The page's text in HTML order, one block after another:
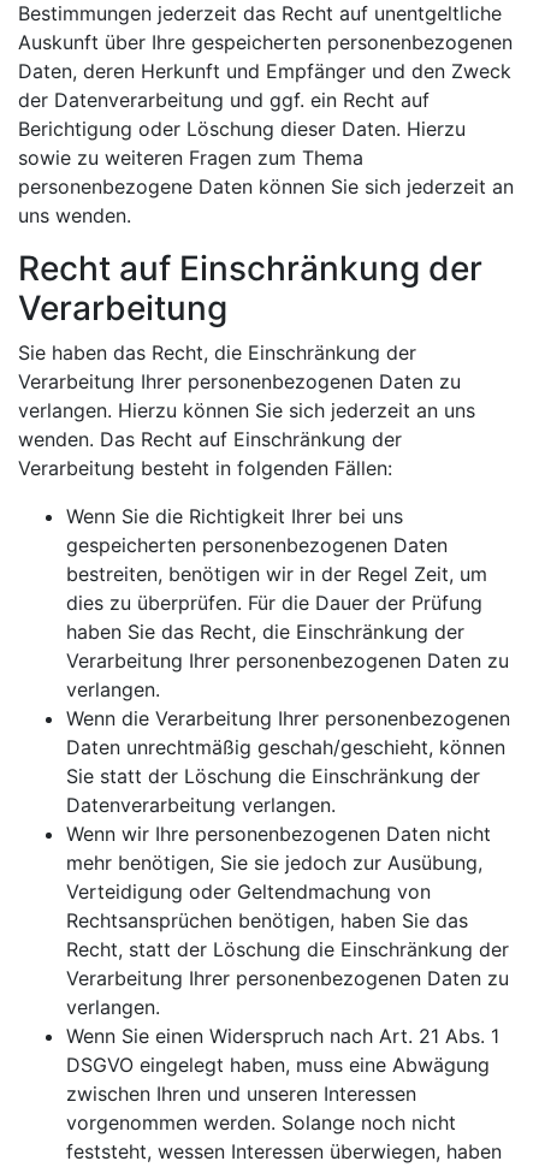
Bestimmungen jederzeit das Recht auf unentgeltliche
Auskunft über Ihre gespeicherten personenbezogenen
Daten, deren Herkunft und Empfänger und den Zweck
der Datenverarbeitung und ggf. ein Recht auf
Berichtigung oder Löschung dieser Daten. Hierzu
sowie zu weiteren Fragen zum Thema
personenbezogene Daten können Sie sich jederzeit an
uns wenden.
Recht auf Einschränkung der
Verarbeitung
Sie haben das Recht, die Einschränkung der
Verarbeitung Ihrer personenbezogenen Daten zu
verlangen. Hierzu können Sie sich jederzeit an uns
wenden. Das Recht auf Einschränkung der
Verarbeitung besteht in folgenden Fällen:
Wenn Sie die Richtigkeit Ihrer bei uns
gespeicherten personenbezogenen Daten
bestreiten, benötigen wir in der Regel Zeit, um
dies zu überprüfen. Für die Dauer der Prüfung
haben Sie das Recht, die Einschränkung der
Verarbeitung Ihrer personenbezogenen Daten zu
verlangen.
Wenn die Verarbeitung Ihrer personenbezogenen
Daten unrechtmäßig geschah/geschieht, können
Sie statt der Löschung die Einschränkung der
Datenverarbeitung verlangen.
Wenn wir Ihre personenbezogenen Daten nicht
mehr benötigen, Sie sie jedoch zur Ausübung,
Verteidigung oder Geltendmachung von
Rechtsansprüchen benötigen, haben Sie das
Recht, statt der Löschung die Einschränkung der
Verarbeitung Ihrer personenbezogenen Daten zu
verlangen.
Wenn Sie einen Widerspruch nach Art. 21 Abs. 1
DSGVO eingelegt haben, muss eine Abwägung
zwischen Ihren und unseren Interessen
vorgenommen werden. Solange noch nicht
feststeht, wessen Interessen überwiegen, haben